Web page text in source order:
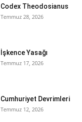
Codex Theodosianus
Temmuz 28, 2026
İşkence Yasağı
Temmuz 17, 2026
Cumhuriyet Devrimleri
Temmuz 12, 2026